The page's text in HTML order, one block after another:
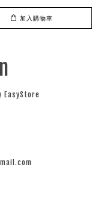
加入購物車
EasyStore